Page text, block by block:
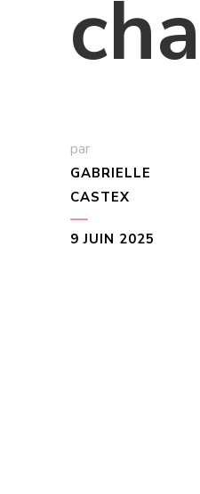
par
GABRIELLE
CASTEX
9 JUIN 2025